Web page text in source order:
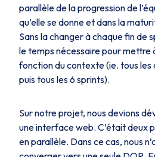
parallèle de la progression de
qu’elle se donne et dans la
Sans la changer à chaque fin de
le temps nécessaire pour mettre
fonction du contexte (ie. tous les
puis tous les 6 sprints).
Sur notre projet, nous devions
une interface web. C’était deux
en parallèle. Dans ce cas, nous